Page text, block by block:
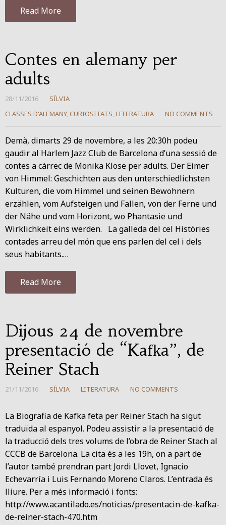
Read More
Contes en alemany per
adults
28/11/2016
SÍLVIA
CLASSES D'ALEMANY, CURIOSITATS, LITERATURA NO COMMENTS
Demà, dimarts 29 de novembre, a les 20:30h podeu
gaudir al Harlem Jazz Club de Barcelona d’una sessió de
contes a càrrec de Monika Klose per adults. Der Eimer
von Himmel: Geschichten aus den unterschiedlichsten
Kulturen, die vom Himmel und seinen Bewohnern
erzählen, vom Aufsteigen und Fallen, von der Ferne und
der Nähe und vom Horizont, wo Phantasie und
Wirklichkeit eins werden. La galleda del cel Històries
contades arreu del món que ens parlen del cel i dels
seus habitants.…
Read More
Dijous 24 de novembre
presentació de “Kafka”, de
Reiner Stach
21/11/2016 SÍLVIA LITERATURA NO COMMENTS
La Biografia de Kafka feta per Reiner Stach ha sigut
traduïda al espanyol. Podeu assistir a la presentació de
la traducció dels tres volums de l’obra de Reiner Stach al
CCCB de Barcelona. La cita és a les 19h, on a part de
l’autor també prendran part Jordi Llovet, Ignacio
Echevarría i Luis Fernando Moreno Claros. L’entrada és
lliure. Per a més informació i fonts:
http://www.acantilado.es/noticias/presentacin-de-kafka-
de-reiner-stach-470.htm